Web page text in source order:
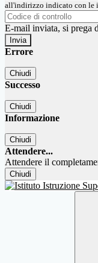
all'indirizzo indicato con le
E-mail inviata, si prega
Errore
Chiudi
Successo
Chiudi
Informazione
Chiudi
Attendere...
Attendere il
Chiudi